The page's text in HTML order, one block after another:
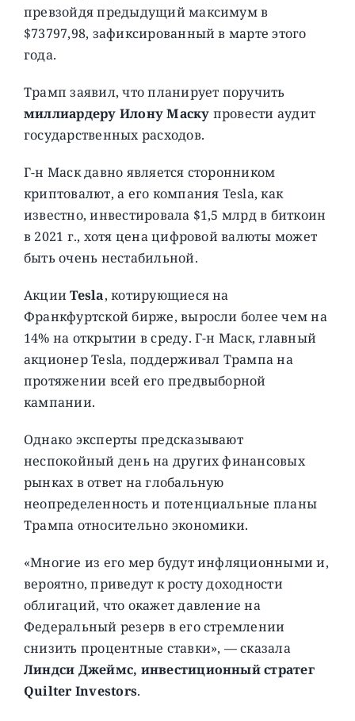
превзойдя предыдущий максимум в
$73797,98, зафиксированный в марте этого
года.
Трамп заявил, что планирует поручить
миллиардеру Илону Маску провести аудит
государственных расходов.
Г-н Маск давно является сторонником
криптовалют, а его компания Tesla, как
известно, инвестировала $1,5 млрд в биткоин
в 2021 г., хотя цена цифровой валюты может
быть очень нестабильной.
АкцииTesla, котирующиеся на
Франкфуртской бирже, выросли более чем на
14% на открытии в среду. Г-н Маск, главный
акционер Tesla, поддерживал Трампа на
протяжении всей его предвыборной
кампании.
Однако эксперты предсказывают
неспокойный день на других финансовых
рынках в ответ на глобальную
неопределенность и потенциальные планы
Трампа относительно экономики.
«Многие из его мер будут инфляционными и,
вероятно, приведут к росту доходности
облигаций, что окажет давление на
Федеральный резерв в его стремлении
снизить процентные ставки», — сказала
Линдси Джеймс, инвестиционный стратег
Quilter Investors.